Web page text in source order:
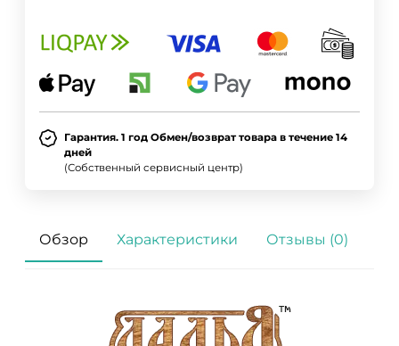
Гарантия. 1 год Обмен/возврат товара в течение 14
дней
(Собственный сервисный центр)
Обзор Характеристики Отзывы (0)